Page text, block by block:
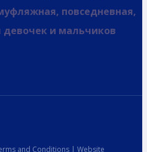
повседневная,
девочек и мальчиков
and Conditions | Website